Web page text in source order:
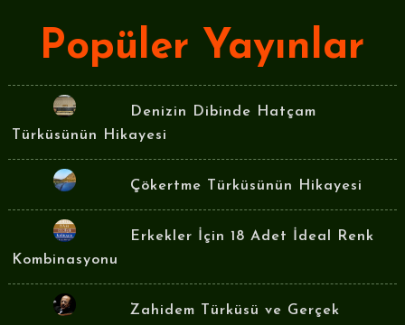
Popüler Yayınlar
Denizin Dibinde Hatçam
Türküsünün Hikayesi
Çökertme Türküsünün Hikayesi
Erkekler İçin 18 Adet İdeal Renk
Kombinasyonu
Zahidem Türküsü ve Gerçek